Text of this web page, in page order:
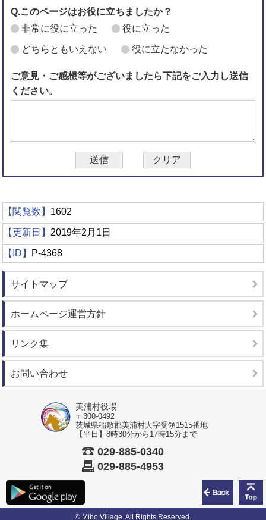
Q.このページはお役に立ちましたか？
非常に役に立った
役に立った
どちらともいえない 役に立たなかった
ご意見・ご感想等がございましたら下記をご入力し送信
ください。
前の
【閲覧数】 1602
【更新日】 2019年2月1日
【ID】 P-4368
サイトマップ
ホームページ運営方針
リンク集
お問い合わせ
美浦村役場
〒300-0492
茨城県稲敷郡美浦村大字受領1515番地
【平日】8時30分から17時15分まで
029-885-0340
029-885-4953
© Miho Village. All Rights Reserved.